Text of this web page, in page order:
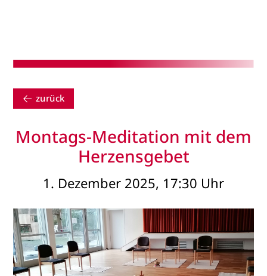
zurück
Montags-Meditation mit dem
Herzensgebet
1. Dezember 2025, 17:30 Uhr